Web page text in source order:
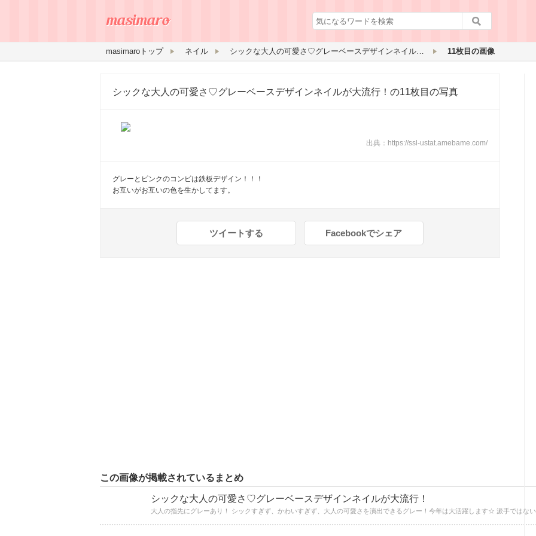
masimaroトップ ネイル シックな大人の可愛さ♡グレーベースデザインネイルが大流行！ 11枚目の画像
シックな大人の可愛さ♡グレーベースデザインネイルが大流行！ の11枚目の写真
出典： https://ssl-ustat.amebame.com/
グレーとピンクのコンビは鉄板デザイン！！！
お互いがお互いの色を生かしてます。
ツイートする Facebookでシェア
この画像が掲載されているまとめ
シックな大人の可愛さ♡グレーベースデザインネイルが大流行！